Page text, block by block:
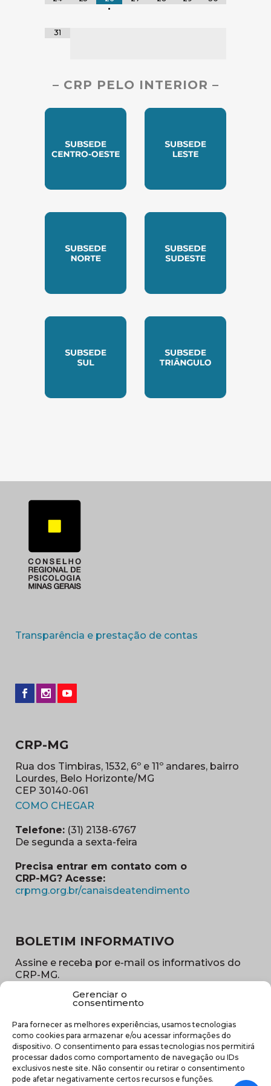
Gerenciar o
consentimento
Para fornecer as melhores experiências, usamos tecnologias
como cookies para armazenar e/ou acessar informações do
dispositivo. O consentimento para essas tecnologias nos permitirá
processar dados como comportamento de navegação ou IDs
exclusivos neste site. Não consentir ou retirar o consentimento
pode afetar negativamente certos recursos e funções.
•
31
– CRP PELO INTERIOR –
Transparência e prestação de contas
CRP-MG
Rua dos Timbiras, 1532, 6º e 11º andares, bairro
Lourdes, Belo Horizonte/MG
CEP 30140-061
COMO CHEGAR
Telefone: (31) 2138-6767
De segunda a sexta-feira
Precisa entrar em contato com o
CRP-MG? Acesse:
crpmg.org.br/canaisdeatendimento
BOLETIM INFORMATIVO
Assine e receba por e-mail os informativos do
CRP-MG.
E-
mail
(obrigatório)
Sub
região